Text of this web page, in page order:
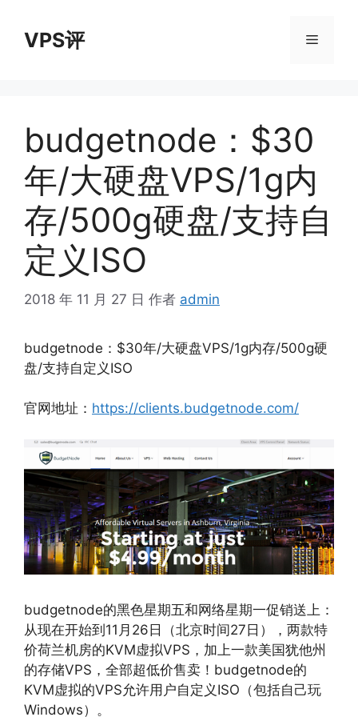
VPS评 菜
budgetnode：$30
年/大硬盘VPS/1g内
存/500g硬盘/支持自
定义ISO
2018 年 11 月 27 日 作者 admin
budgetnode：$30年/大硬盘VPS/1g内存/500g硬
盘/支持自定义ISO
官网地址： https://clients.budgetnode.com/
budgetnode的黑色星期五和网络星期一促销送上：
从现在开始到11月26日（北京时间27日），两款特
价荷兰机房的KVM虚拟VPS，加上一款美国犹他州
的存储VPS，全部超低价售卖！budgetnode的
KVM虚拟的VPS允许用户自定义ISO（包括自己玩
Windows）。